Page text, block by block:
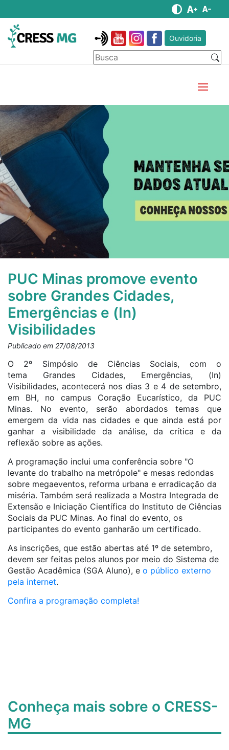
Ouvidoria
PUC Minas promove evento
sobre Grandes Cidades,
Emergências e (In)
Visibilidades
Publicado em 27/08/2013
O 2º Simpósio de Ciências Sociais, com o
tema Grandes Cidades, Emergências, (In)
Visibilidades, acontecerá nos dias 3 e 4 de setembro,
em BH, no campus Coração Eucarístico, da PUC
Minas. No evento, serão abordados temas que
emergem da vida nas cidades e que ainda está por
ganhar a visibilidade da análise, da crítica e da
reflexão sobre as ações.
A programação inclui uma conferência sobre "O
levante do trabalho na metrópole" e mesas redondas
sobre megaeventos, reforma urbana e erradicação da
miséria. Também será realizada a Mostra Integrada de
Extensão e Iniciação Científica do Instituto de Ciências
Sociais da PUC Minas. Ao final do evento, os
participantes do evento ganharão um certificado.
As inscrições, que estão abertas até 1º de setembro,
devem ser feitas pelos alunos por meio do Sistema de
Gestão Acadêmica (SGA Aluno), e o público externo
pela internet.
Confira a programação completa!
Conheça mais sobre o CRESS-
MG